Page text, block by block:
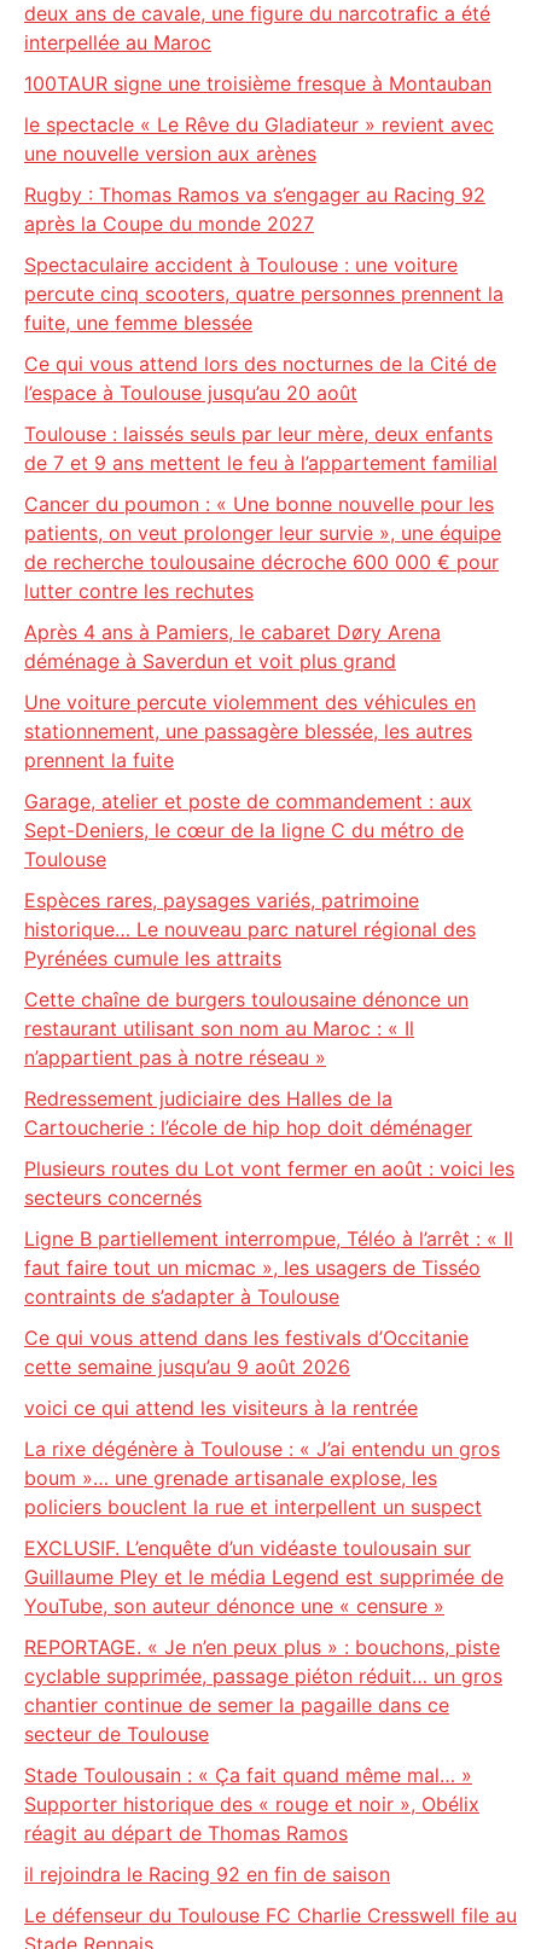
deux ans de cavale, une figure du narcotrafic a été
interpellée au Maroc
100TAUR signe une troisième fresque à Montauban
le spectacle « Le Rêve du Gladiateur » revient avec
une nouvelle version aux arènes
Rugby : Thomas Ramos va s’engager au Racing 92
après la Coupe du monde 2027
Spectaculaire accident à Toulouse : une voiture
percute cinq scooters, quatre personnes prennent la
fuite, une femme blessée
Ce qui vous attend lors des nocturnes de la Cité de
l’espace à Toulouse jusqu’au 20 août
Toulouse : laissés seuls par leur mère, deux enfants
de 7 et 9 ans mettent le feu à l’appartement familial
Cancer du poumon : « Une bonne nouvelle pour les
patients, on veut prolonger leur survie », une équipe
de recherche toulousaine décroche 600 000 € pour
lutter contre les rechutes
Après 4 ans à Pamiers, le cabaret Døry Arena
déménage à Saverdun et voit plus grand
Une voiture percute violemment des véhicules en
stationnement, une passagère blessée, les autres
prennent la fuite
Garage, atelier et poste de commandement : aux
Sept-Deniers, le cœur de la ligne C du métro de
Toulouse
Espèces rares, paysages variés, patrimoine
historique… Le nouveau parc naturel régional des
Pyrénées cumule les attraits
Cette chaîne de burgers toulousaine dénonce un
restaurant utilisant son nom au Maroc : « Il
n’appartient pas à notre réseau »
Redressement judiciaire des Halles de la
Cartoucherie : l’école de hip hop doit déménager
Plusieurs routes du Lot vont fermer en août : voici les
secteurs concernés
Ligne B partiellement interrompue, Téléo à l’arrêt : « Il
faut faire tout un micmac », les usagers de Tisséo
contraints de s’adapter à Toulouse
Ce qui vous attend dans les festivals d’Occitanie
cette semaine jusqu’au 9 août 2026
voici ce qui attend les visiteurs à la rentrée
La rixe dégénère à Toulouse : « J’ai entendu un gros
boum »… une grenade artisanale explose, les
policiers bouclent la rue et interpellent un suspect
EXCLUSIF. L’enquête d’un vidéaste toulousain sur
Guillaume Pley et le média Legend est supprimée de
YouTube, son auteur dénonce une « censure »
REPORTAGE. « Je n’en peux plus » : bouchons, piste
cyclable supprimée, passage piéton réduit… un gros
chantier continue de semer la pagaille dans ce
secteur de Toulouse
Stade Toulousain : « Ça fait quand même mal… »
Supporter historique des « rouge et noir », Obélix
réagit au départ de Thomas Ramos
il rejoindra le Racing 92 en fin de saison
Le défenseur du Toulouse FC Charlie Cresswell file au
Stade Rennais